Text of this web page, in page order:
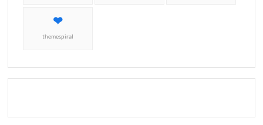
themespiral